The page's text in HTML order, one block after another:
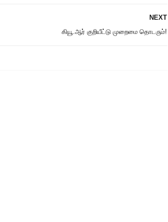
NEXT
கியூ.ஆர் குறியீட்டு முறைமை தொடரும்!